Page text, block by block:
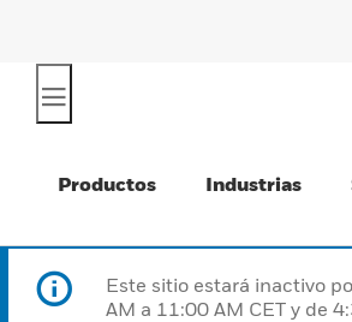
Productos Industrias
Este sitio estará inactivo
AM a 11:00 AM CET y de